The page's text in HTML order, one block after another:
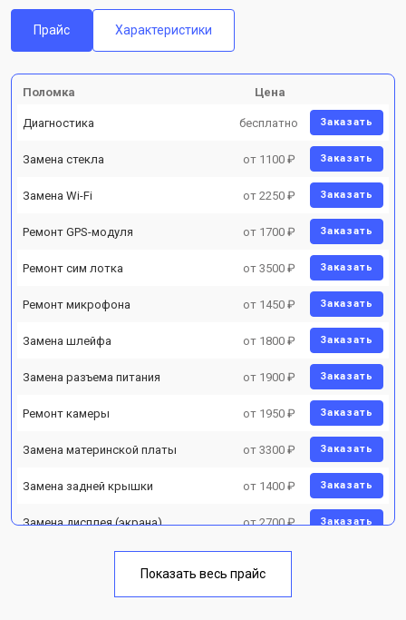
Прайс Характеристики
Поломка Цена
Диагностика бесплатно Заказать
Замена стекла от 1100 ₽ Заказать
Замена Wi-Fi от 2250 ₽ Заказать
Ремонт GPS-модуля от 1700 ₽ Заказать
Ремонт сим лотка от 3500 ₽ Заказать
Ремонт микрофона от 1450 ₽ Заказать
Замена шлейфа от 1800 ₽ Заказать
Замена разъема питания от 1900 ₽ Заказать
Ремонт камеры от 1950 ₽ Заказать
Замена материнской платы от 3300 ₽ Заказать
Замена задней крышки от 1400 ₽ Заказать
Замена дисплея (экрана) от 2700 ₽ Заказать
Замена кнопки включения от 1750 ₽
Показать весь прайс